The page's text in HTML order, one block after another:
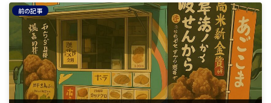
前の記事